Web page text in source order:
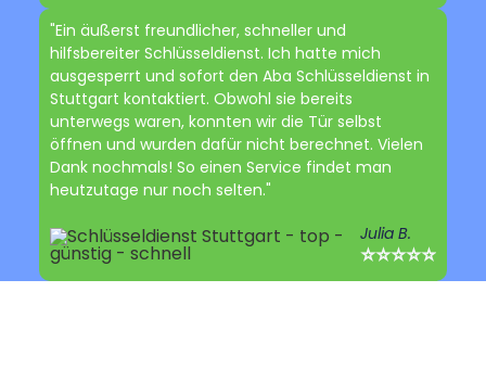
"Ein äußerst freundlicher, schneller und
hilfsbereiter Schlüsseldienst. Ich hatte mich
ausgesperrt und sofort den Aba Schlüsseldienst in
Stuttgart kontaktiert. Obwohl sie bereits
unterwegs waren, konnten wir die Tür selbst
öffnen und wurden dafür nicht berechnet. Vielen
Dank nochmals! So einen Service findet man
heutzutage nur noch selten."
Julia B.
⭐⭐⭐⭐⭐